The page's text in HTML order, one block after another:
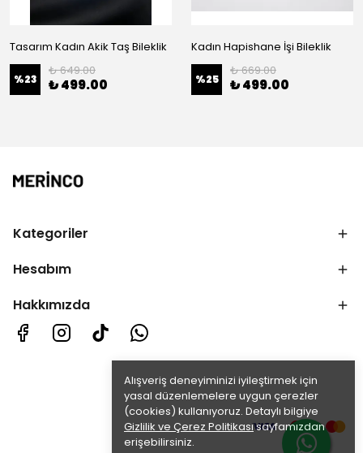
Alışveriş deneyiminizi iyileştirmek için
yasal düzenlemelere uygun çerezler
(cookies) kullanıyoruz. Detaylı bilgiye
Gizlilik ve Çerez Politikasısayfamızdan
erişebilirsiniz.
Tasarım Kadın Akik Taş Bileklik
%23
₺ 649.00
₺ 499.00
Kadın Hapishane İşi Bileklik
%25
₺ 669.00
₺ 499.00
Kategoriler
Hesabım
Hakkımızda